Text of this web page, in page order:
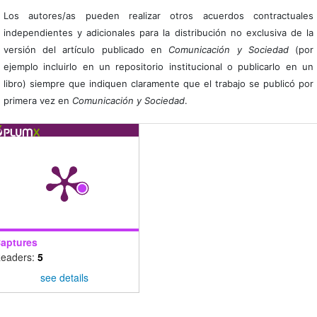
Los autores/as pueden realizar otros acuerdos contractuales
independientes y adicionales para la distribución no exclusiva de la
versión del artículo publicado en Comunicación y Sociedad(por
ejemplo incluirlo en un repositorio institucional o publicarlo en un
libro) siempre que indiquen claramente que el trabajo se publicó por
primera vez en Comunicación y Sociedad.
5
see details